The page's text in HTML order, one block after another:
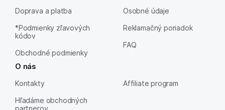
Doprava a platba
*Podmienky zľavových
kódov
Obchodné podmienky
Osobné údaje
Reklamačný poriadok
FAQ
O nás
Kontakty
Hľadáme obchodných
Affiliate program